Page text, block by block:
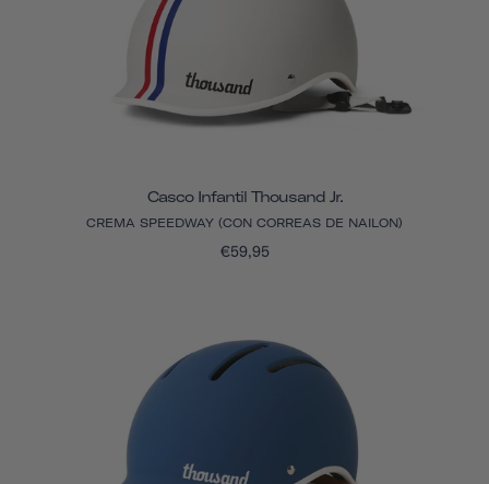
Casco Infantil Thousand Jr.
CREMA SPEEDWAY (CON CORREAS DE NAILON)
€59,95